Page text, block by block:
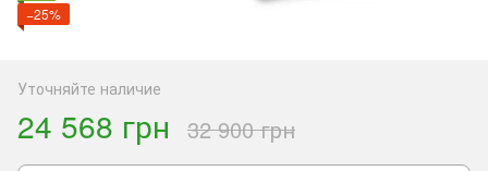
−25%
Уточняйте наличие
24 568 грн 32 900 грн